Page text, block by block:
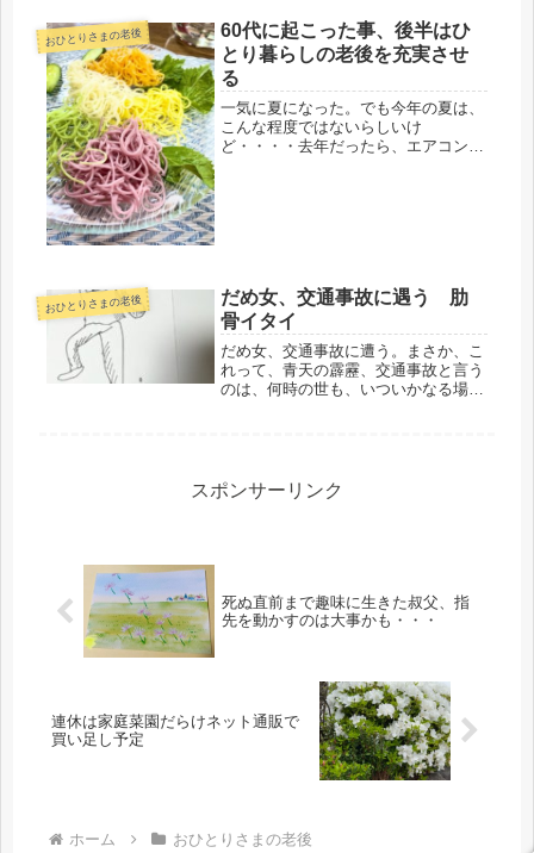
も。歩くのもなんとか、と言う状態
で、朝から卓球教室へ。今日は、コー
チがマ...
おひとりさまの老後
60代に起こった事、後半はひ
とり暮らしの老後を充実させ
る
一気に夏になった。でも今年の夏は、
こんな程度ではないらしいけ
ど・・・・去年だったら、エアコンを
おひとりさまの老後
だめ女、交通事故に遇う 肋
骨イタイ
だめ女、交通事故に遭う。まさか、こ
れって、青天の霹靂、交通事故と言う
のは、何時の世も、いついかなる場合
ら...
スポンサーリンク
死ぬ直前まで趣味に生きた叔父、指
先を動かすのは大事かも・・・
連休は家庭菜園だらけネット通販で
買い足し予定
ホーム おひとりさまの老後